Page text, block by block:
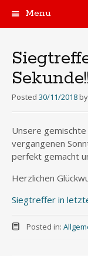
Menu
Posted 30/11/2018 by
Unsere
vergangenen
perfekt gemacht
Herzlichen
Siegtreffer in
Posted in: